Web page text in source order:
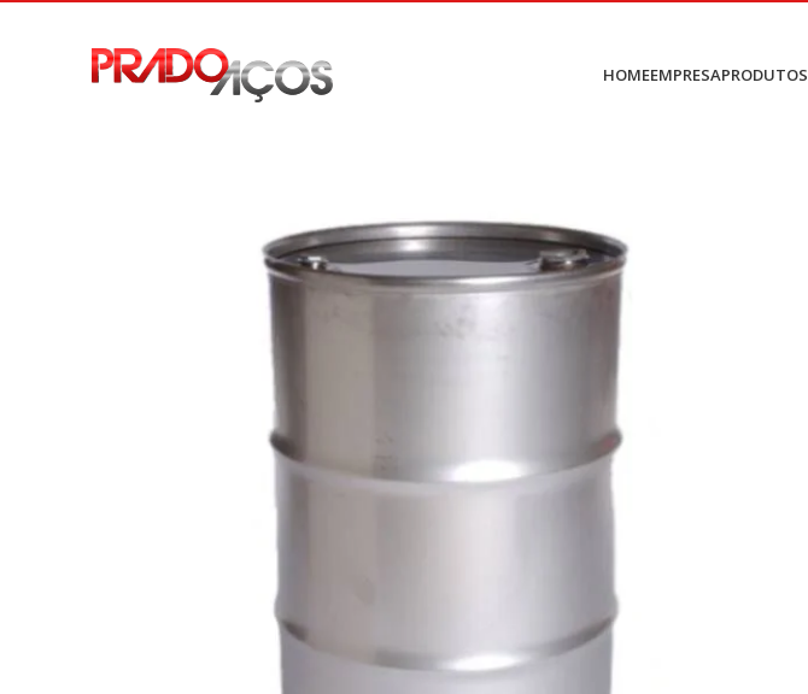
HOMEEMPRESAPRODUTOS